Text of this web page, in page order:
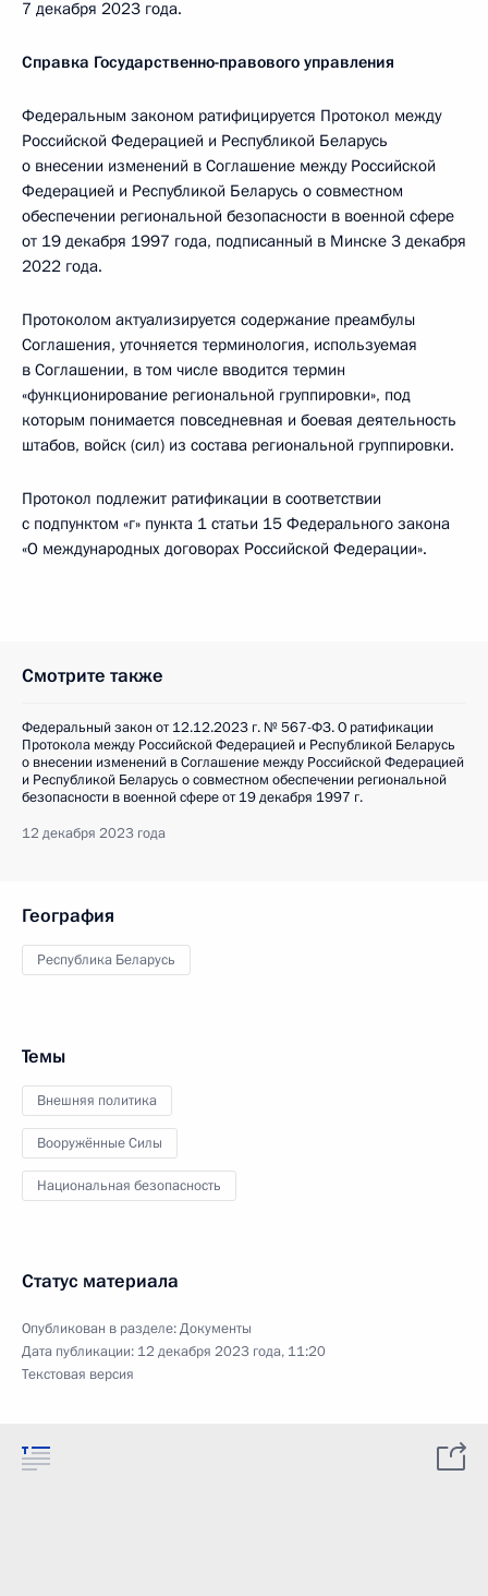
7 декабря 2023 года.
Справка Государственно-правового управления
Федеральным законом ратифицируется Протокол между
Российской Федерацией и Республикой Беларусь
о внесении изменений в Соглашение между Российской
Федерацией и Республикой Беларусь о совместном
обеспечении региональной безопасности в военной сфере
от 19 декабря 1997 года, подписанный в Минске 3 декабря
2022 года.
Протоколом актуализируется содержание преамбулы
Соглашения, уточняется терминология, используемая
в Соглашении, в том числе вводится термин
«функционирование региональной группировки», под
которым понимается повседневная и боевая деятельность
штабов, войск (сил) из состава региональной группировки.
Протокол подлежит ратификации в соответствии
с подпунктом «г» пункта 1 статьи 15 Федерального закона
«О международных договорах Российской Федерации».
Смотрите также
Федеральный закон от 12.12.2023 г. № 567-ФЗ. О ратификации
Протокола между Российской Федерацией и Республикой Беларусь
о внесении изменений в Соглашение между Российской Федерацией
и Республикой Беларусь о совместном обеспечении региональной
безопасности в военной сфере от 19 декабря 1997 г.
12 декабря 2023 года
География
Республика Беларусь
Темы
Внешняя политика
Вооружённые Силы
Национальная безопасность
Статус материала
Опубликован в разделе:Документы
Дата публикации: 12 декабря 2023 года, 11:20
Текстовая версия